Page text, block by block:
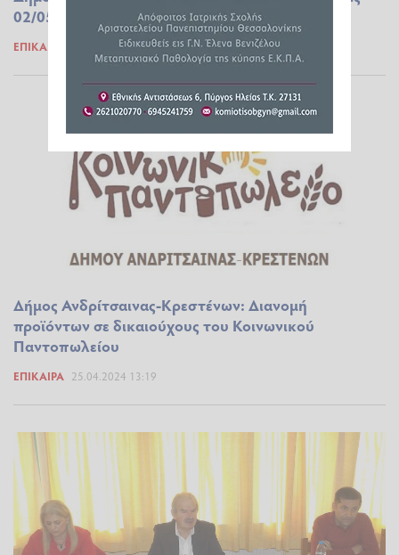
02/05 στη Κρέστενα
ΕΠΊΚΑΙΡΑ 25.04.2024 16:06
Δήμος Ανδρίτσαινας-Κρεστένων: Διανομή
προϊόντων σε δικαιούχους του Κοινωνικού
Παντοπωλείου
ΕΠΊΚΑΙΡΑ 25.04.2024 13:19